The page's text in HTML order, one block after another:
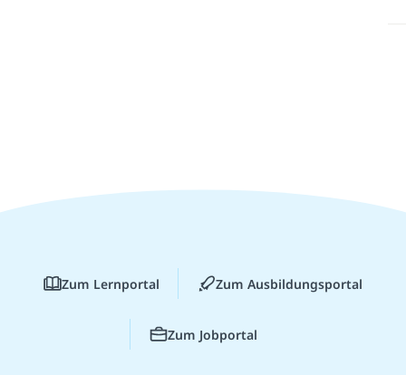
Zum Lernportal Zum Ausbildungsportal
Zum Jobportal